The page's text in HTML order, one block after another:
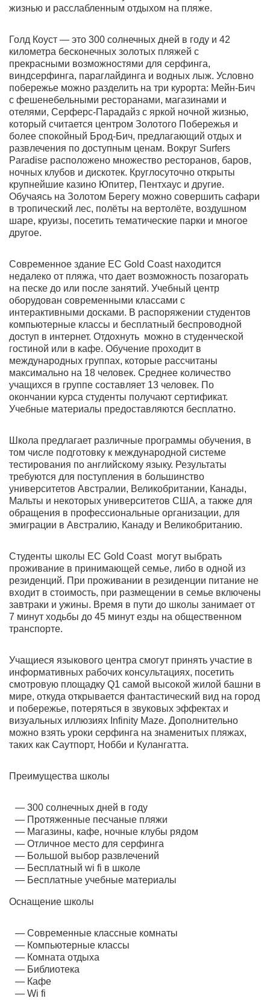
жизнью и расслабленным отдыхом на пляже.
Голд Коуст — это 300 солнечных дней в году и 42
километра бесконечных золотых пляжей с
прекрасными возможностями для серфинга,
виндсерфинга, параглайдинга и водных лыж. Условно
побережье можно разделить на три курорта: Мейн-Бич
с фешенебельными ресторанами, магазинами и
отелями, Серферс-Парадайз с яркой ночной жизнью,
который считается центром Золотого Побережья и
более спокойный Брод-Бич, предлагающий отдых и
развлечения по доступным ценам. Вокруг Surfers
Paradise расположено множество ресторанов, баров,
ночных клубов и дискотек. Круглосуточно открыты
крупнейшие казино Юпитер, Пентхаус и другие.
Обучаясь на Золотом Берегу можно совершить сафари
в тропический лес, полёты на вертолёте, воздушном
шаре, круизы, посетить тематические парки и многое
другое.
Современное здание EC Gold Coast находится
недалеко от пляжа, что дает возможность позагорать
на песке до или после занятий. Учебный центр
оборудован современными классами с
интерактивными досками. В распоряжении студентов
компьютерные классы и бесплатный беспроводной
доступ в интернет. Отдохнуть можно в студенческой
гостиной или в кафе. Обучение проходит в
международных группах, которые рассчитаны
максимально на 18 человек. Среднее количество
учащихся в группе составляет 13 человек. По
окончании курса студенты получают сертификат.
Учебные материалы предоставляются бесплатно.
Школа предлагает различные программы обучения, в
том числе подготовку к международной системе
тестирования по английскому языку. Результаты
требуются для поступления в большинство
университетов Австралии, Великобритании, Канады,
Мальты и некоторых университетов США, а также для
обращения в профессиональные организации, для
эмиграции в Австралию, Канаду и Великобританию.
Студенты школы EC Gold Coast могут выбрать
проживание в принимающей семье, либо в одной из
резиденций. При проживании в резиденции питание не
входит в стоимость, при размещении в семье включены
завтраки и ужины. Время в пути до школы занимает от
7 минут ходьбы до 45 минут езды на общественном
транспорте.
Учащиеся языкового центра смогут принять участие в
информативных рабочих консультациях, посетить
смотровую площадку Q1 самой высокой жилой башни в
мире, откуда открывается фантастический вид на город
и побережье, потеряться в звуковых эффектах и
визуальных иллюзиях Infinity Maze. Дополнительно
можно взять уроки серфинга на знаменитых пляжах,
таких как Саутпорт, Нобби и Кулангатта.
Преимущества школы
300 солнечных дней в году
Протяженные песчаные пляжи
Магазины, кафе, ночные клубы рядом
Отличное место для серфинга
Большой выбор развлечений
Бесплатный wi fi в школе
Бесплатные учебные материалы
Оснащение школы
Современные классные комнаты
Компьютерные классы
Комната отдыха
Библиотека
Кафе
Wi fi